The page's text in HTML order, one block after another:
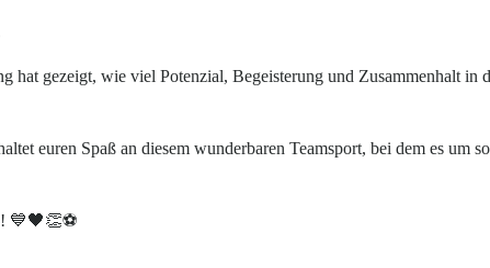
hat gezeigt, wie viel Potenzial, Begeisterung und Zusammenhalt in
euren Spaß an diesem wunderbaren Teamsport, bei dem es um
💙🖤👏⚽